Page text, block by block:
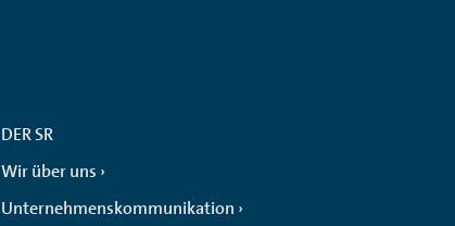
DER SR
Wir über uns
Unternehmenskommunikation